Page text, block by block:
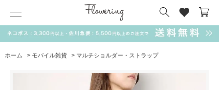
ホーム > モバイル雑貨 > マルチショルダー・ストラップ
気化冷却スカーフ matsui サンリオ キーポーチ
MAGUFIT チャーム ドラえもん PUKUMARU
SALE